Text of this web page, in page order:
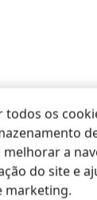
todos os
a
do site e
marketing.